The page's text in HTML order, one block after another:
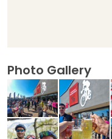
Photo Gallery